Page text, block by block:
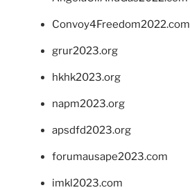
Convoy4Freedom2022.com
grur2023.org
hkhk2023.org
napm2023.org
apsdfd2023.org
forumausape2023.com
imkl2023.com